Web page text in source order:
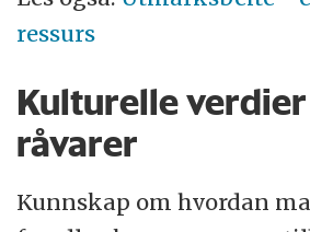
ressurs
Kulturelle verdier
råvarer
Kunnskap om hvordan